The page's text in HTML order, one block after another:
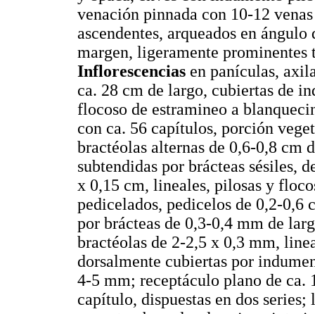
venación pinnada con 10-12
ascendentes, arqueados en
margen, ligeramente
Inflorescencias en panículas,
ca. 28 cm de largo, cubiertas de
flocoso de estramineo a
con ca. 56 capítulos, porción
bractéolas alternas de 0,6-0,8 cm
subtendidas por brácteas sésiles,
x 0,15 cm, lineales, pilosas y
pedicelados, pedicelos de 0,2-0,6
por brácteas de 0,3-0,4 mm de
bractéolas de 2-2,5 x 0,3 mm,
dorsalmente cubiertas por
4-5 mm; receptáculo plano de ca.
capítulo, dispuestas en dos